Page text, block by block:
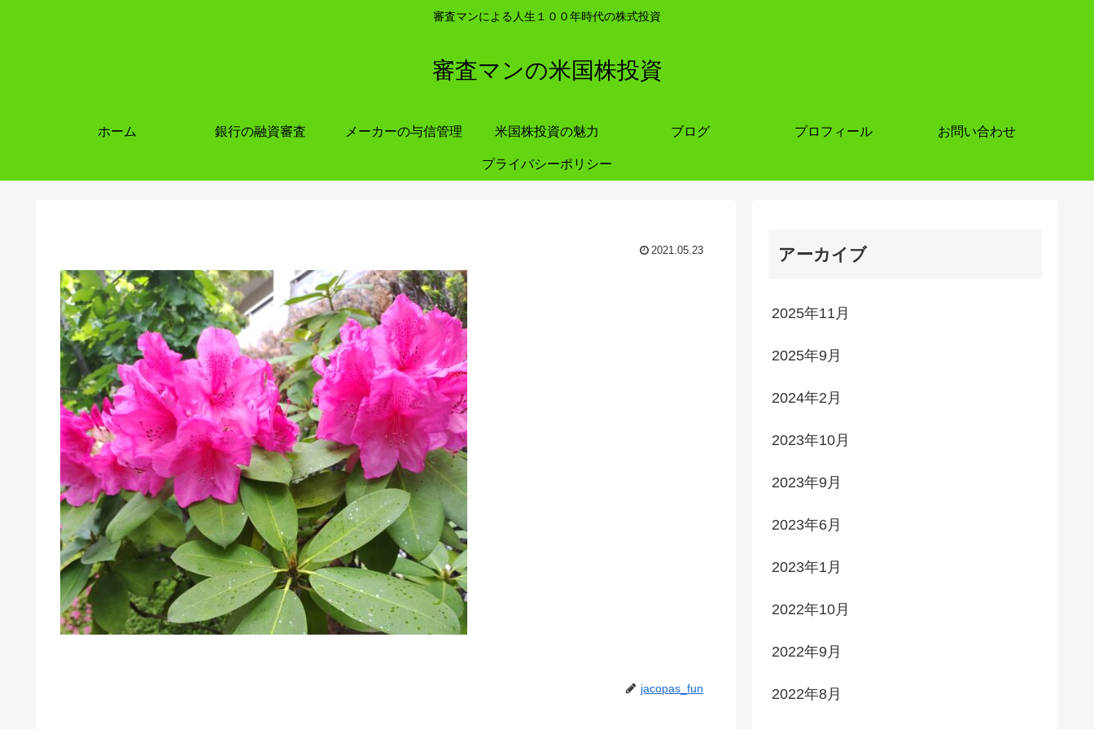
審査マンによる人生１００年時代の株式投資
審査マンの米国株投資
ホーム 銀行の融資審査 メーカーの与信管理 米国株投資の魅力 ブログ プロフィール お問い合わせ
プライバシーポリシー
2021.05.23
jacopas_fun
アーカイブ
2025年11月
2025年9月
2024年2月
2023年10月
2023年9月
2023年6月
2023年1月
2022年10月
2022年9月
2022年8月